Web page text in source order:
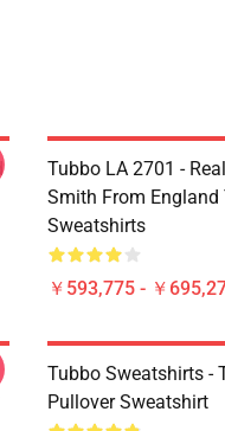
Tubbo LA 2701 -
Smith From England
Sweatshirts
￥593,775 - ￥
Tubbo Sweatshirts -
Pullover Sweatshirt